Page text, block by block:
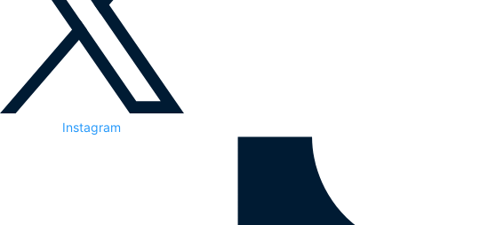
Instagram